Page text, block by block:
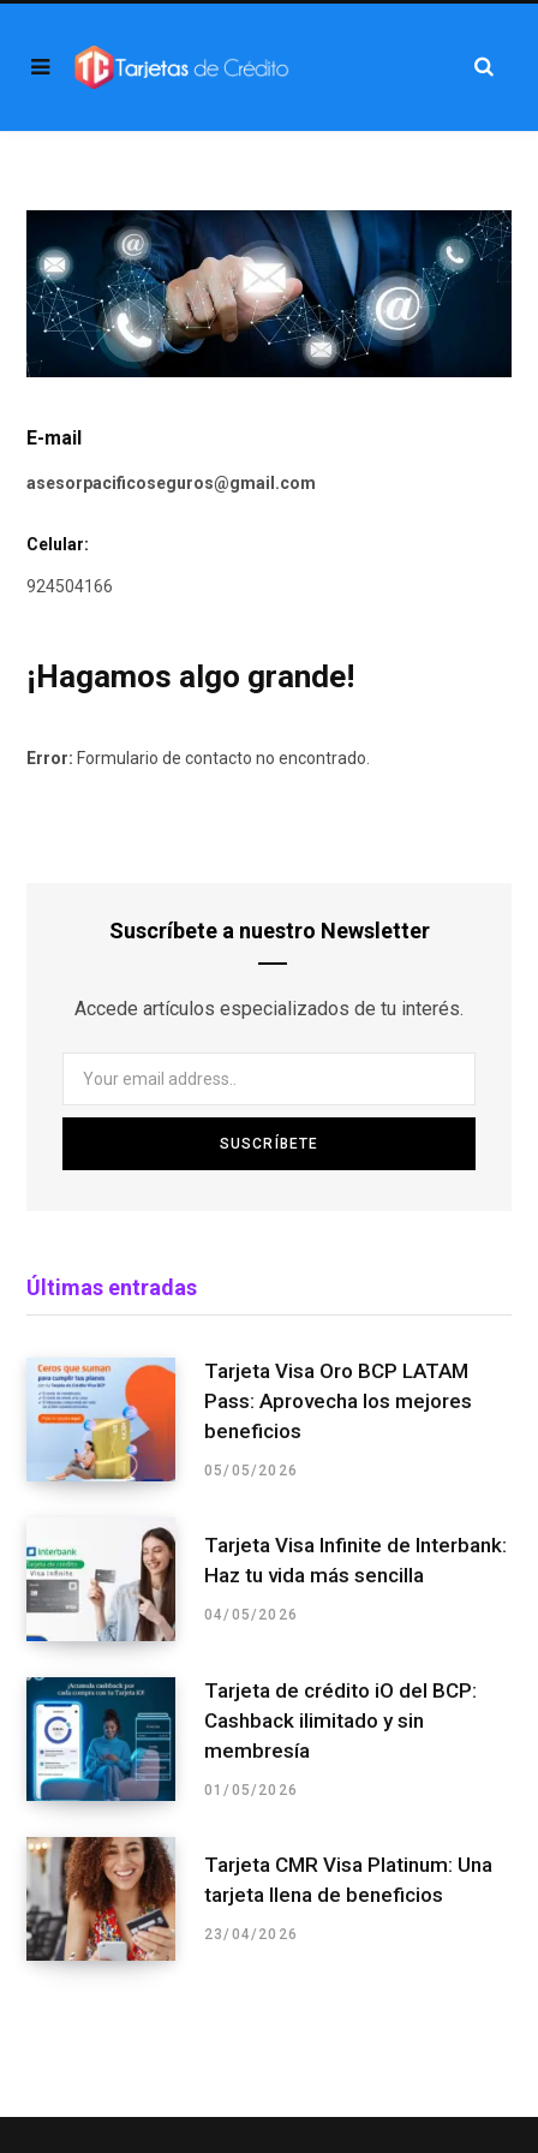
E-mail
asesorpacificoseguros@gmail.com
Celular:
924504166
¡Hagamos algo grande!
Error: Formulario de contacto no encontrado.
Suscríbete a nuestro Newsletter
Accede artículos especializados de tu interés.
Últimas entradas
Tarjeta Visa Oro BCP LATAM
Pass: Aprovecha los mejores
beneficios
05/05/2026
Tarjeta Visa Infinite de Interbank:
Haz tu vida más sencilla
04/05/2026
Tarjeta de crédito iO del BCP:
Cashback ilimitado y sin
membresía
01/05/2026
Tarjeta CMR Visa Platinum: Una
tarjeta llena de beneficios
23/04/2026